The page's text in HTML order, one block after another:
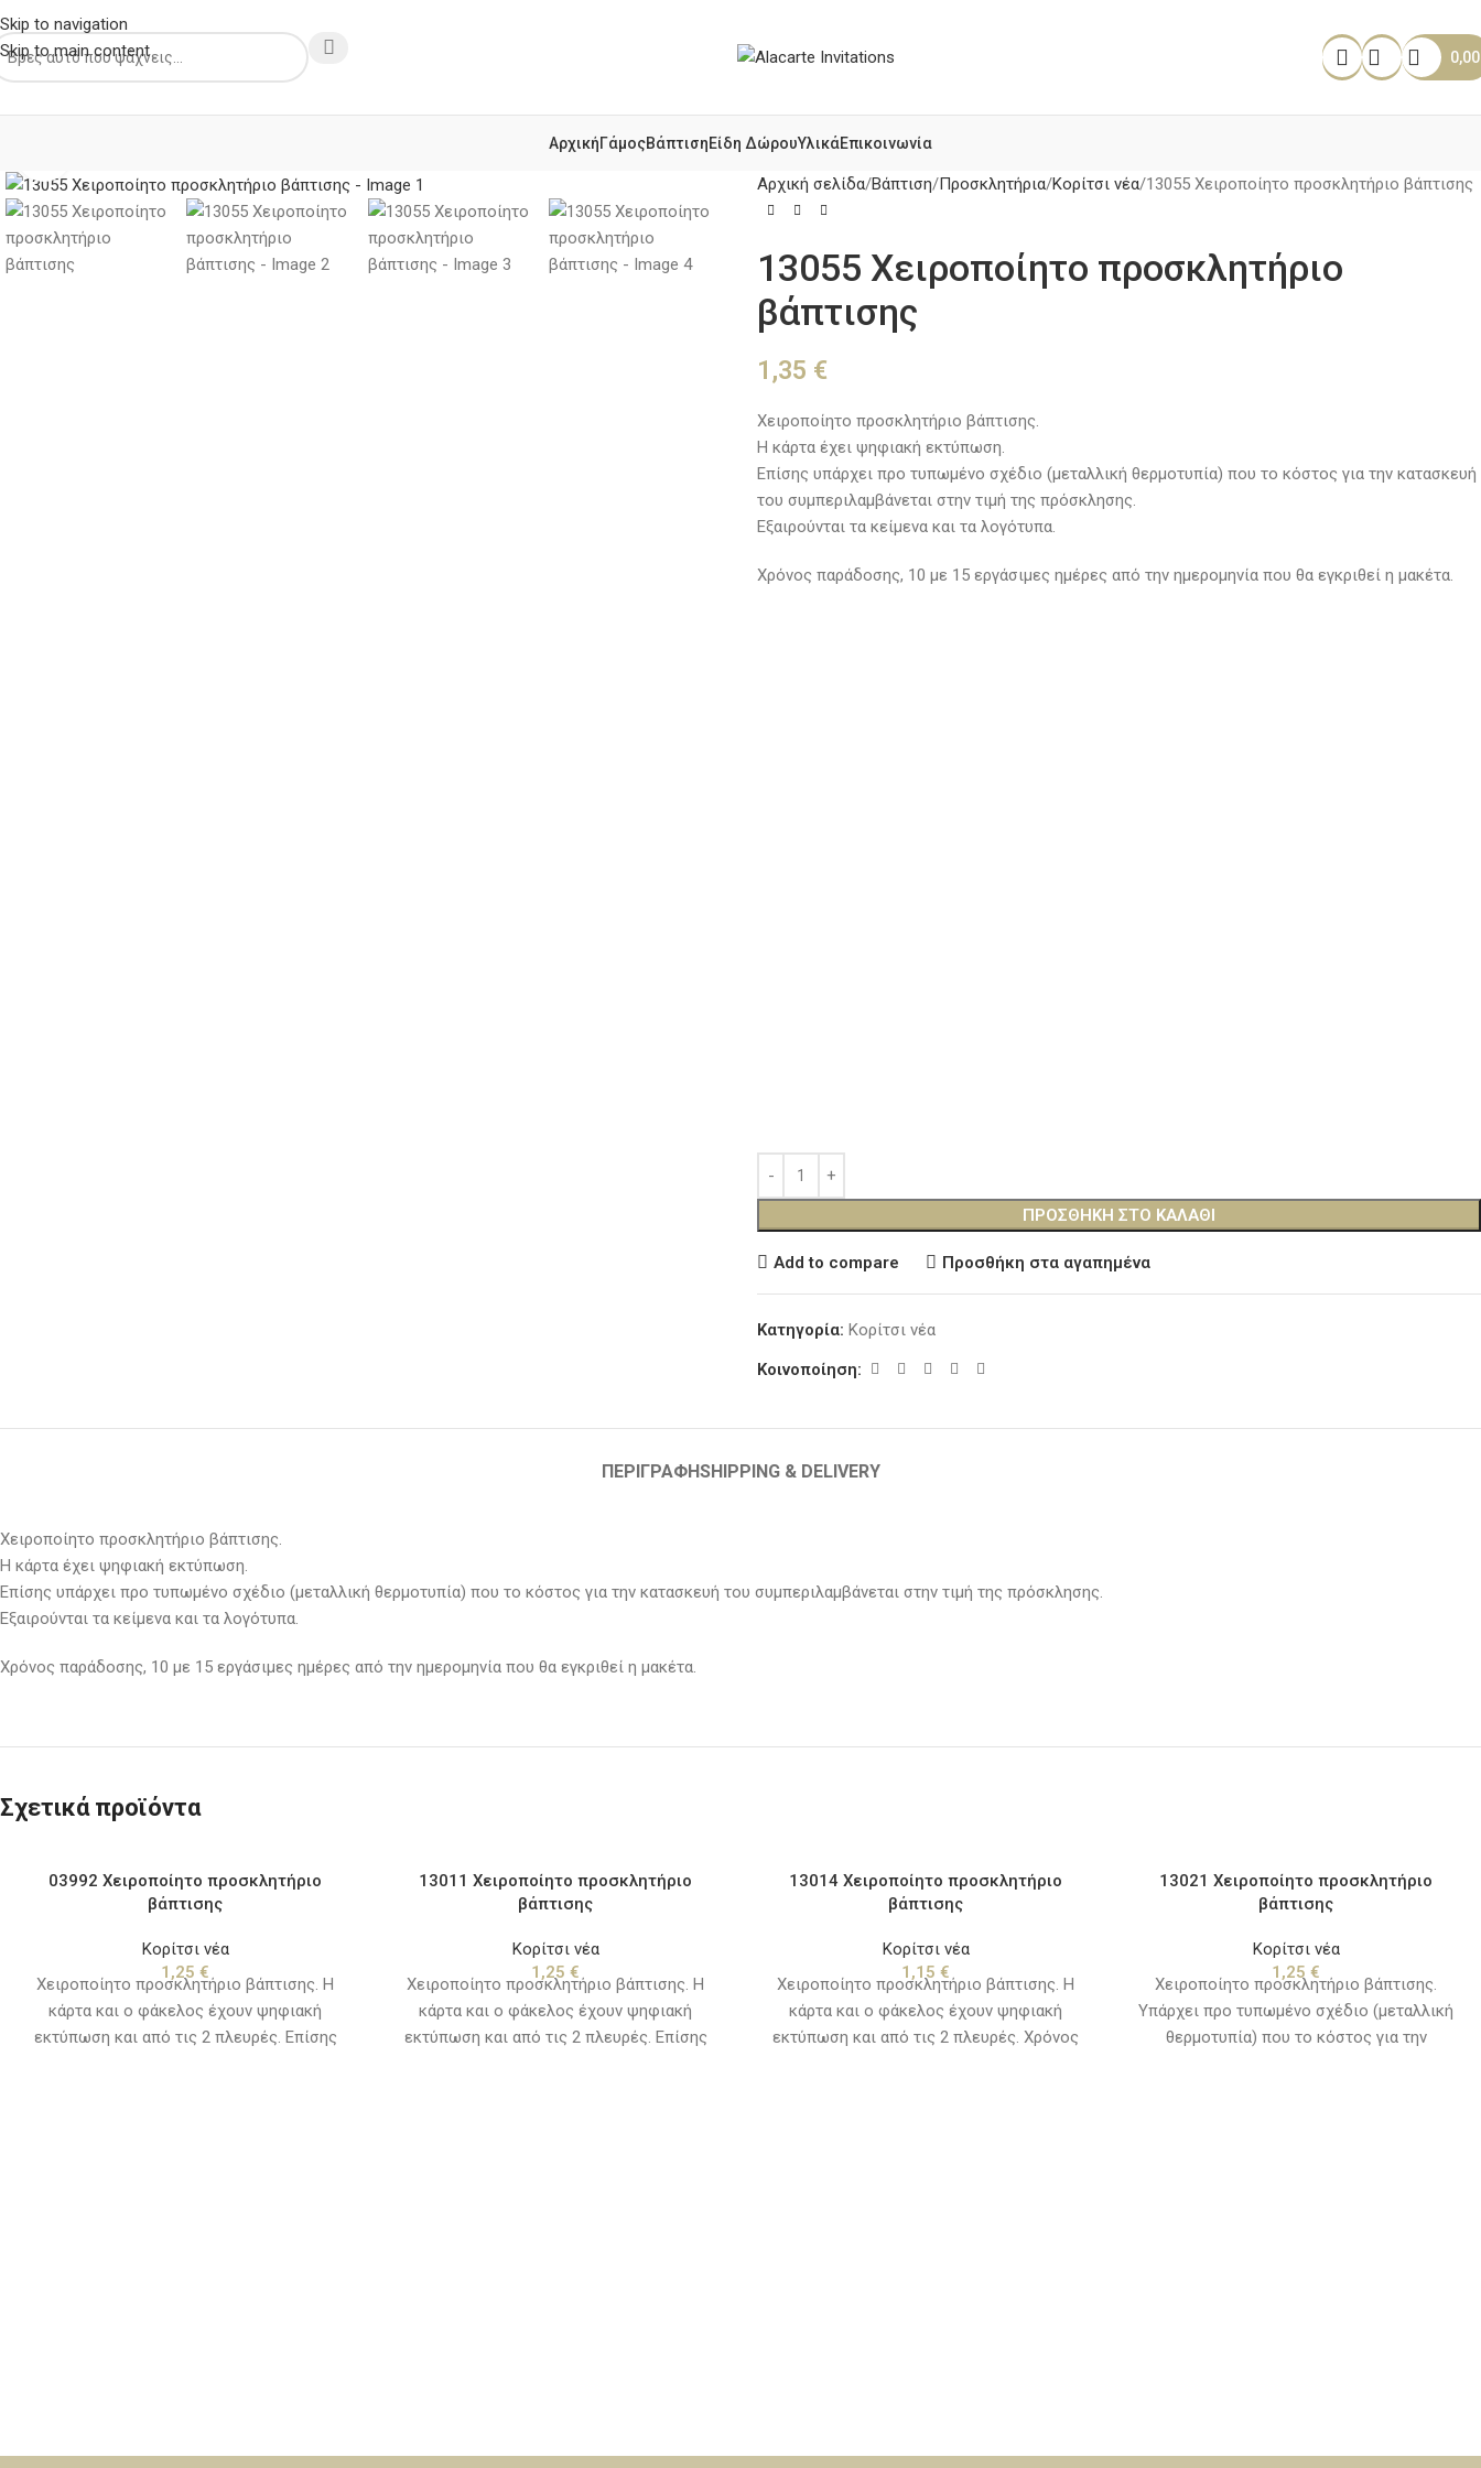
Skip to navigation
Skip to main content
ΑρχικήΓάμοςΒάπτισηΕίδη ΔώρουΥλικάΕπικοινωνία
Αρχική σελίδα Βάπτιση Προσκλητήρια Κορίτσι νέα 13055 Χειροποίητο προσκλητήριο βάπτισης
13055 Χειροποίητο προσκλητήριο
βάπτισης
1,35 €
Χειροποίητο προσκλητήριο βάπτισης.
Η κάρτα έχει ψηφιακή εκτύπωση.
Επίσης υπάρχει προ τυπωμένο σχέδιο (μεταλλική θερμοτυπία) που το κόστος για την κατασκευή
του συμπεριλαμβάνεται στην τιμή της πρόσκλησης.
Εξαιρούνται τα κείμενα και τα λογότυπα.
Χρόνος παράδοσης, 10 με 15 εργάσιμες ημέρες από την ημερομηνία που θα εγκριθεί η μακέτα.
ΠΡΟΣΘΉΚΗ ΣΤΟ ΚΑΛΆΘΙ
Add to compare Προσθήκη στα αγαπημένα
Κατηγορία: Κορίτσι νέα
Κοινοποίηση:
ΠΕΡΙΓΡΑΦΉSHIPPING & DELIVERY
Χειροποίητο προσκλητήριο βάπτισης.
Η κάρτα έχει ψηφιακή εκτύπωση.
Επίσης υπάρχει προ τυπωμένο σχέδιο (μεταλλική θερμοτυπία) που το κόστος για την κατασκευή του συμπεριλαμβάνεται στην τιμή της πρόσκλησης.
Εξαιρούνται τα κείμενα και τα λογότυπα.
Χρόνος παράδοσης, 10 με 15 εργάσιμες ημέρες από την ημερομηνία που θα εγκριθεί η μακέτα.
Σχετικά προϊόντα
03992 Χειροποίητο προσκλητήριο
βάπτισης
Κορίτσι νέα
1,25 €
Χειροποίητο προσκλητήριο βάπτισης. Η
κάρτα και ο φάκελος έχουν ψηφιακή
εκτύπωση και από τις 2 πλευρές. Επίσης
13011 Χειροποίητο προσκλητήριο
βάπτισης
Κορίτσι νέα
1,25 €
Χειροποίητο προσκλητήριο βάπτισης. Η
κάρτα και ο φάκελος έχουν ψηφιακή
εκτύπωση και από τις 2 πλευρές. Επίσης
13014 Χειροποίητο προσκλητήριο
βάπτισης
Κορίτσι νέα
1,15 €
Χειροποίητο προσκλητήριο βάπτισης. Η
κάρτα και ο φάκελος έχουν ψηφιακή
εκτύπωση και από τις 2 πλευρές. Χρόνος
13021 Χειροποίητο προσκλητήριο
βάπτισης
Κορίτσι νέα
1,25 €
Χειροποίητο προσκλητήριο βάπτισης.
Υπάρχει προ τυπωμένο σχέδιο (μεταλλική
θερμοτυπία) που το κόστος για την